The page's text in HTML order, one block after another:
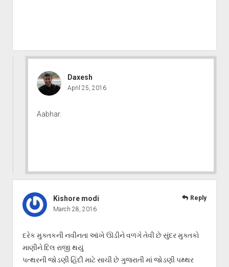
Daxesh
April 25, 2016
Aabhar.
Kishore modi
March 28, 2016
દરેક મુક્તકની નવીનતા આંખે ઊડીને વળગે તેવી છે સુંદર મુક્તકો
માણીને દિલ રાજી થયું
પત્થરની જોડણી હિંદી માટે સાચી છે ગુજરાતી માં જોડણી પથ્થર
Reply